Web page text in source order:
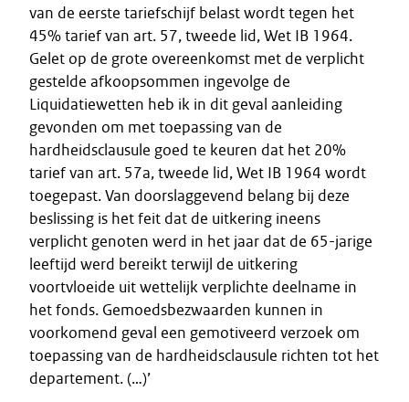
van de eerste tariefschijf belast wordt tegen het
45% tarief van art. 57, tweede lid, Wet IB 1964.
Gelet op de grote overeenkomst met de verplicht
gestelde afkoopsommen ingevolge de
Liquidatiewetten heb ik in dit geval aanleiding
gevonden om met toepassing van de
hardheidsclausule goed te keuren dat het 20%
tarief van art. 57a, tweede lid, Wet IB 1964 wordt
toegepast. Van doorslaggevend belang bij deze
beslissing is het feit dat de uitkering ineens
verplicht genoten werd in het jaar dat de 65-jarige
leeftijd werd bereikt terwijl de uitkering
voortvloeide uit wettelijk verplichte deelname in
het fonds. Gemoedsbezwaarden kunnen in
voorkomend geval een gemotiveerd verzoek om
toepassing van de hardheidsclausule richten tot het
departement. (…)’